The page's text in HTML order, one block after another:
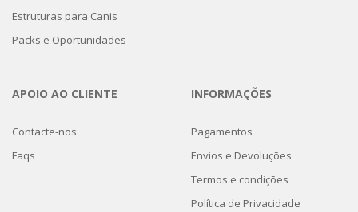
Estruturas para Canis
Packs e Oportunidades
APOIO AO CLIENTE
Contacte-nos
Faqs
INFORMAÇÕES
Pagamentos
Envios e Devoluções
Termos e condições
Política de Privacidade